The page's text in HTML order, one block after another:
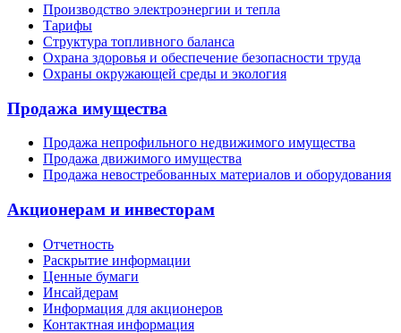
Производство электроэнергии и тепла
Тарифы
Структура топливного баланса
Охрана здоровья и обеспечение безопасности труда
Охраны окружающей среды и экология
Продажа имущества
Продажа непрофильного недвижимого имущества
Продажа движимого имущества
Продажа невостребованных материалов и оборудования
Акционерам и инвесторам
Отчетность
Раскрытие информации
Ценные бумаги
Инсайдерам
Информация для акционеров
Контактная информация